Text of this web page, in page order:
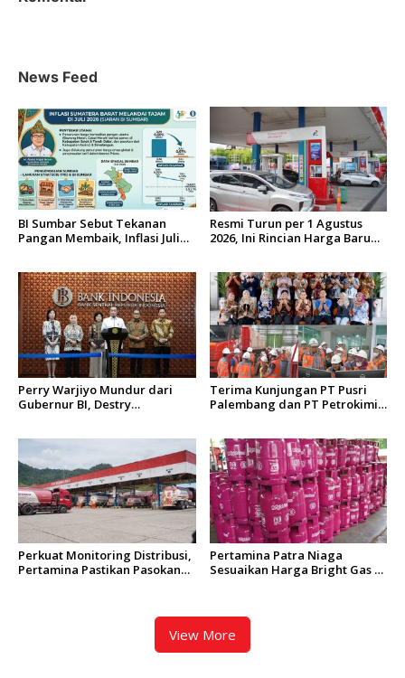
a
p
o
s
News Feed
BI Sumbar Sebut Tekanan
Pangan Membaik, Inflasi Juli
Resmi Turun per 1 Agustus
2026, Ini Rincian Harga Baru
Perry Warjiyo Mundur dari
Gubernur BI, Destry
Terima Kunjungan PT Pusri
Palembang dan PT Petrokimia
Berkelanjutan
Perkuat Monitoring Distribusi,
Pertamina Pastikan Pasokan
Pertamina Patra Niaga
Sesuaikan Harga Bright Gas di
View More